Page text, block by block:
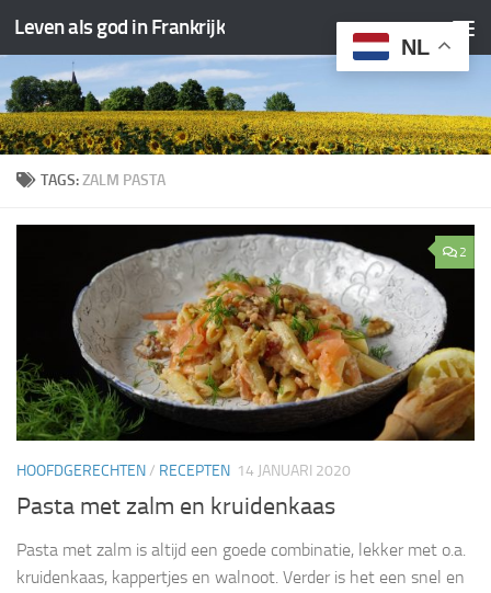
Doorgaan naar inhoud
Leven als god in Frankrijk
TAGS:ZALM PASTA
2
HOOFDGERECHTEN/ RECEPTEN 14 JANUARI 2020
Pasta met zalm en kruidenkaas
Pasta met zalm is altijd een goede combinatie, lekker met o.a.
kruidenkaas, kappertjes en walnoot. Verder is het een snel en
NL